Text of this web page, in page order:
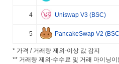
4 Uniswap V3 (BSC)
5 PancakeSwap V2
* 가격 / 거래량 제외-이상 값 감지
** 거래량 제외-수수료 및 거래 마이닝